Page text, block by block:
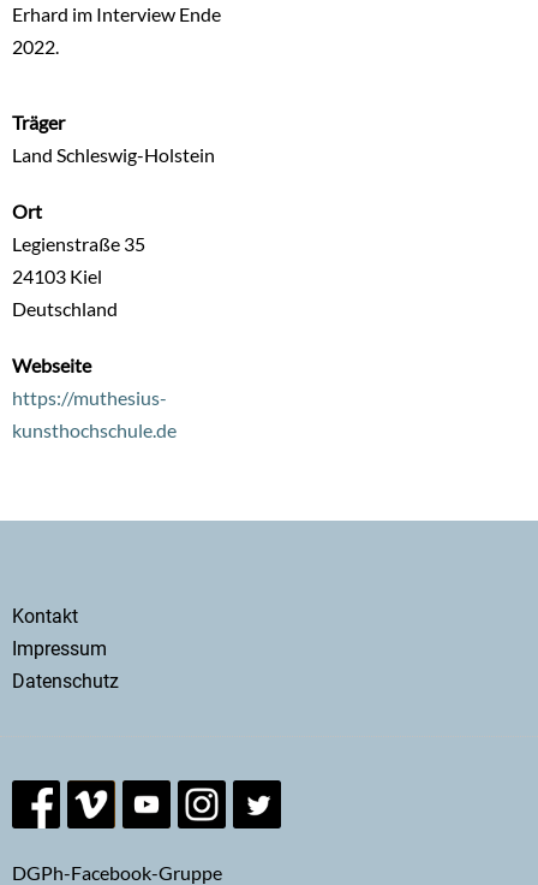
Erhard im Interview Ende
2022.
Träger
Land Schleswig-Holstein
Ort
Legienstraße 35
24103 Kiel
Deutschland
Webseite
https://muthesius-
kunsthochschule.de
Secondary
menu
Kontakt
Impressum
Datenschutz
DGPh-Facebook-Gruppe